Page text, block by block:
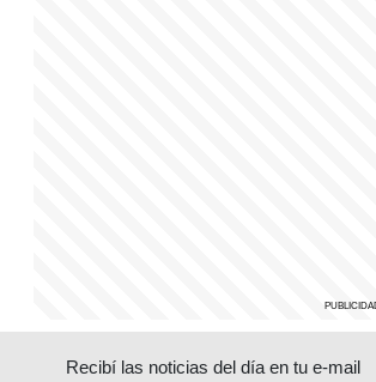
Recibí las noticias del día en tu e-mail